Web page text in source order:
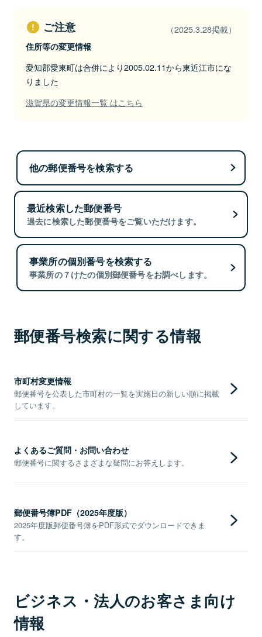
ご注意 （2025.3.28掲載）
住所等の変更情報
愛知郡愛東町は合併により2005.02.11から東近江市にな
りました
滋賀県の変更情報一覧 はこちら
他の郵便番号を検索する
最近検索した郵便番号
過去に検索した郵便番号をご覧いただけます。
事業所の個別番号を検索する
事業所の７けたの個別郵便番号をお調べします。
郵便番号検索に関する情報
市町村変更情報
郵便番号を公表した市町村の一覧を実施日の新しい順に掲載
しています。
よくあるご質問・お問い合わせ
郵便番号に関するさまざまな疑問にお答えします。
郵便番号簿PDF（2025年度版）
2025年度版郵便番号簿をPDF形式でダウンロードできま
す。
ビジネス・法人のお客さま向け
情報